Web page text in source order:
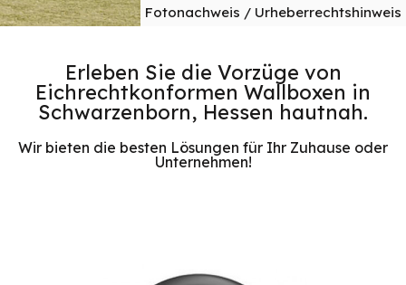
Fotonachweis / Urheberrechtshinweis
Erleben Sie die Vorzüge von
Eichrechtkonformen Wallboxen in
Schwarzenborn, Hessen hautnah.
Wir bieten die besten Lösungen für Ihr Zuhause oder
Unternehmen!